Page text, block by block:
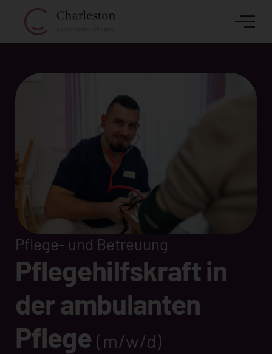
Pflege- und Betreuung
Pflegehilfskraft in
der ambulanten
Pflege(m/w/d)